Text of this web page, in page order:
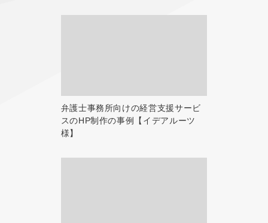
弁護士事務所向けの経営支援サービ
スのHP制作の事例【イデアルーツ
様】